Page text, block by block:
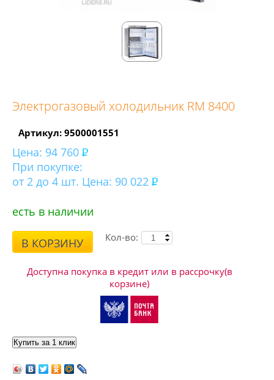
Электрогазовый холодильник RM 8400
Артикул: 9500001551
Цена: 94 760
При покупке:
от 2 до 4 шт. Цена: 90 022
есть в наличии
В КОРЗИНУ Кол-во:
Доступна покупка в кредит или в рассрочку(в
корзине)